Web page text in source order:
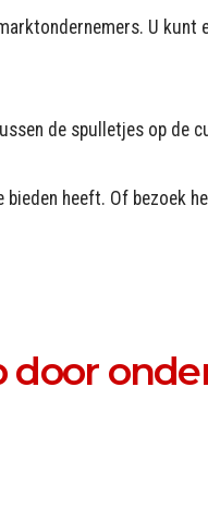
U kunt
de spulletjes op de
heeft. Of bezoek
door